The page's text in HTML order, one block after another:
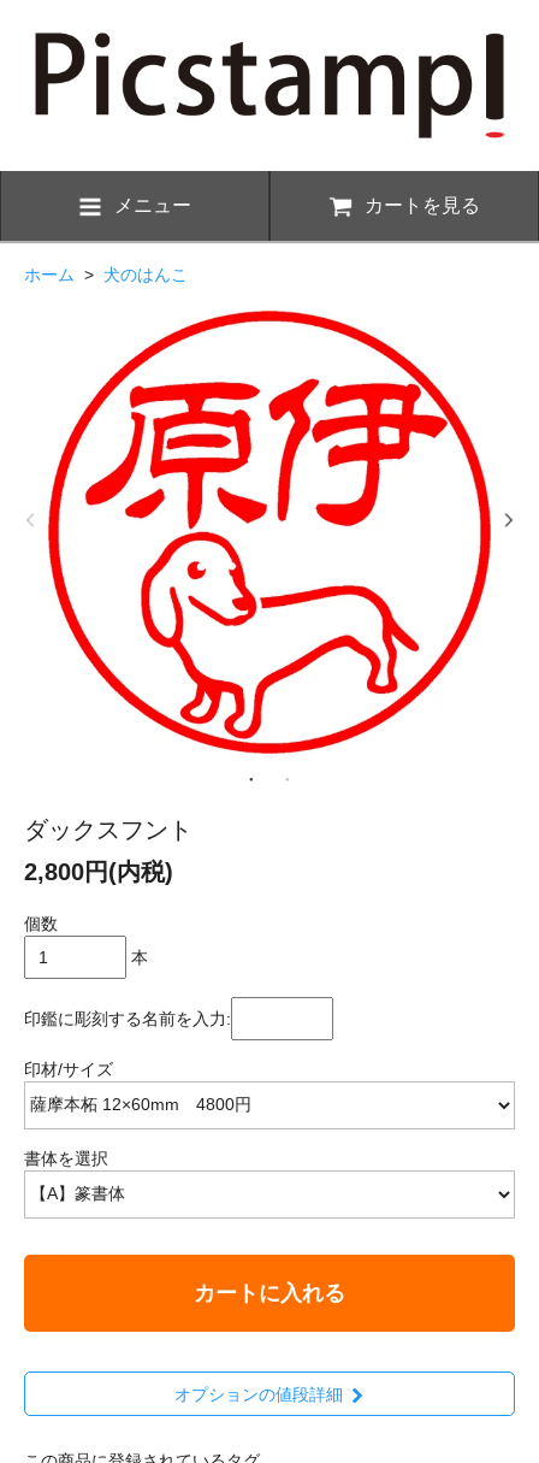
メニュー カートを見る
ホーム > 犬のはんこ
ダックスフント
2,800円(内税)
個数
本
印鑑に彫刻する名前を入力:
印材/サイズ
書体を選択
カートに入れる
オプションの値段詳細